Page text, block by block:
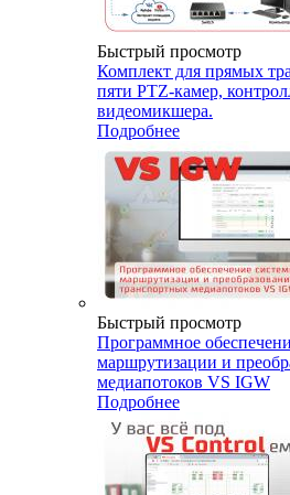
Быстрый просмотр
Комплект для прямых
пяти PTZ-камер,
видеомикшера.
Подробнее
Быстрый просмотр
Программное
маршрутизации и
медиапотоков VS IGW
Подробнее